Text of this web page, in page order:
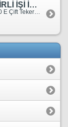
AYLIK 4.000 TL GELİRLİ İŞİ İLE BİRLİKTE SATILIKTIR.